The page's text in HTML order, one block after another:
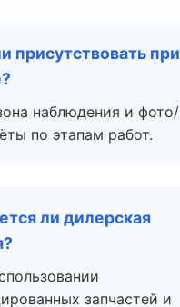
присутствовать при
наблюдения и фото/
по этапам работ.
ли дилерская
запчастей и